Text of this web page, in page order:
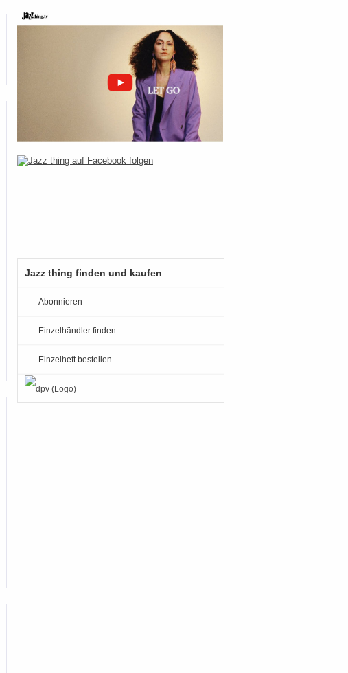
Jazz thing finden und kaufen
Abonnieren
Einzelhändler finden…
Einzelheft bestellen